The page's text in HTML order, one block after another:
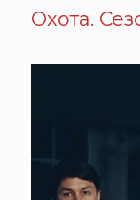
Охота.